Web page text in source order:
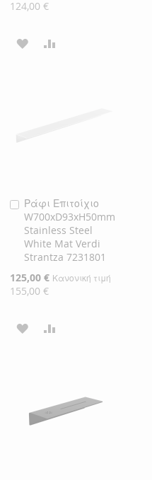
Τιμή
124,00 €
ΠΡΟΣΘΉΚΗ
Ράφι Επιτοίχιο
W700xD93xH50mm
Stainless Steel
White Mat Verdi
Strantza 7231801
Ειδική
Τιμή
125,00 € Κανονική τιμή
155,00 €
Προσθήκη
στο
Καλάθι
ΠΡΟΣΘΉΚΗ
ΕΠΙΘΥΜΙΏΝ